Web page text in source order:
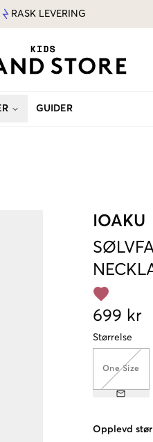
RASK LEVERING
GUIDER
IOAKU
699 kr
Størrelse
One Size
Opplevd